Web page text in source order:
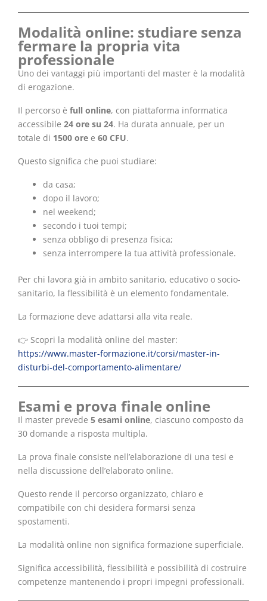
Modalità online: studiare senza
fermare la propria vita
professionale
Uno dei vantaggi più importanti del master è la modalità
di erogazione.
Il percorso è full online, con piattaforma informatica
accessibile 24 ore su 24. Ha durata annuale, per un
totale di 1500 ore e 60 CFU.
Questo significa che puoi studiare:
da casa;
dopo il lavoro;
nel weekend;
secondo i tuoi tempi;
senza obbligo di presenza fisica;
senza interrompere la tua attività professionale.
Per chi lavora già in ambito sanitario, educativo o socio-
sanitario, la flessibilità è un elemento fondamentale.
La formazione deve adattarsi alla vita reale.
👉 Scopri la modalità online del master:
https://www.master-formazione.it/corsi/master-in-
disturbi-del-comportamento-alimentare/
Esami e prova finale online
Il master prevede 5 esami online, ciascuno composto da
30 domande a risposta multipla.
La prova finale consiste nell’elaborazione di una tesi e
nella discussione dell’elaborato online.
Questo rende il percorso organizzato, chiaro e
compatibile con chi desidera formarsi senza
spostamenti.
La modalità online non significa formazione superficiale.
Significa accessibilità, flessibilità e possibilità di costruire
competenze mantenendo i propri impegni professionali.